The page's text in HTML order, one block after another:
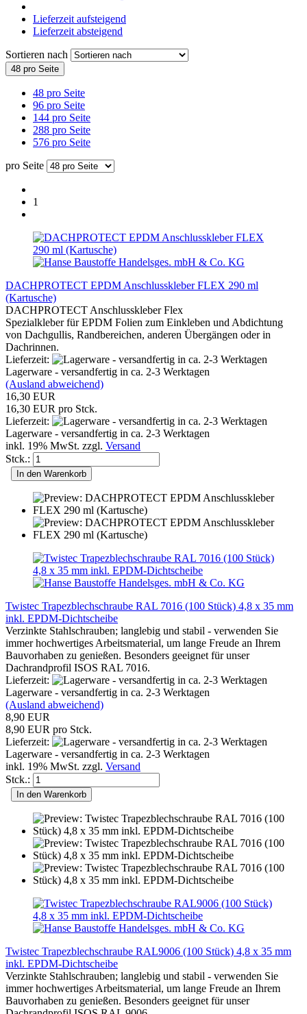
Lieferzeit aufsteigend
Lieferzeit absteigend
Sortieren nach
48 pro Seite
48 pro Seite
96 pro Seite
144 pro Seite
288 pro Seite
576 pro Seite
pro Seite
1
DACHPROTECT EPDM Anschlusskleber FLEX 290 ml
(Kartusche)
DACHPROTECT Anschlusskleber Flex
Spezialkleber für EPDM Folien zum Einkleben und Abdichtung
von Dachgullis, Randbereichen, anderen Übergängen oder in
Dachrinnen.
Lieferzeit:
Lagerware - versandfertig in ca. 2-3 Werktagen
(Ausland abweichend)
16,30 EUR
16,30 EUR pro Stck.
Lieferzeit:
Lagerware - versandfertig in ca. 2-3 Werktagen
inkl. 19% MwSt. zzgl. Versand
Stck.:
In den Warenkorb
Twistec Trapezblechschraube RAL 7016 (100 Stück) 4,8 x 35 mm
inkl. EPDM-Dichtscheibe
Verzinkte Stahlschrauben; langlebig und stabil - verwenden Sie
immer hochwertiges Arbeitsmaterial, um lange Freude an Ihrem
Bauvorhaben zu genießen. Besonders geeignet für unser
Dachrandprofil ISOS RAL 7016.
Lieferzeit:
Lagerware - versandfertig in ca. 2-3 Werktagen
(Ausland abweichend)
8,90 EUR
8,90 EUR pro Stck.
Lieferzeit:
Lagerware - versandfertig in ca. 2-3 Werktagen
inkl. 19% MwSt. zzgl. Versand
Stck.:
In den Warenkorb
Twistec Trapezblechschraube RAL9006 (100 Stück) 4,8 x 35 mm
inkl. EPDM-Dichtscheibe
Verzinkte Stahlschrauben; langlebig und stabil - verwenden Sie
immer hochwertiges Arbeitsmaterial, um lange Freude an Ihrem
Bauvorhaben zu genießen. Besonders geeignet für unser